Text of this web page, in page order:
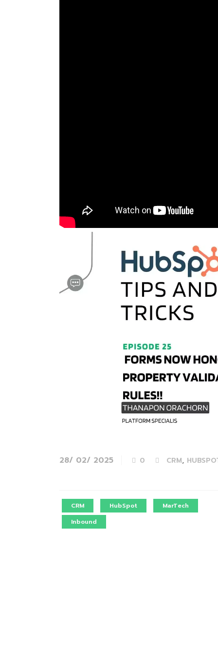
28/ 02/ 2025 0 CRM,
CRM HubSpot
MarTech
Inbound